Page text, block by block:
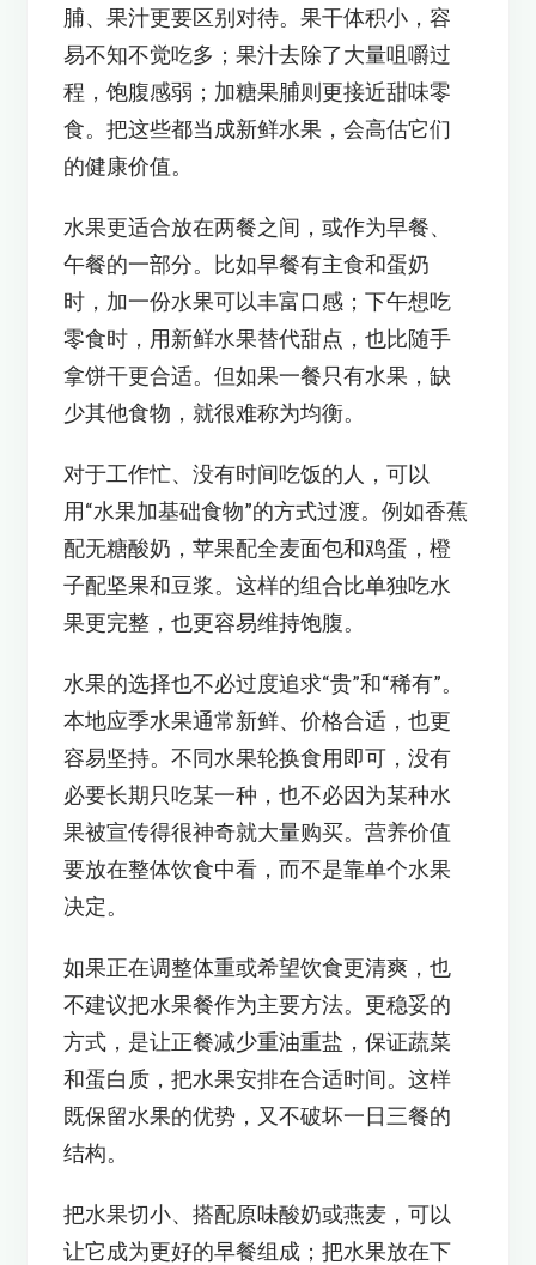
脯、果汁更要区别对待。果干体积小，容
易不知不觉吃多；果汁去除了大量咀嚼过
程，饱腹感弱；加糖果脯则更接近甜味零
食。把这些都当成新鲜水果，会高估它们
的健康价值。
水果更适合放在两餐之间，或作为早餐、
午餐的一部分。比如早餐有主食和蛋奶
时，加一份水果可以丰富口感；下午想吃
零食时，用新鲜水果替代甜点，也比随手
拿饼干更合适。但如果一餐只有水果，缺
少其他食物，就很难称为均衡。
对于工作忙、没有时间吃饭的人，可以
用“水果加基础食物”的方式过渡。例如香蕉
配无糖酸奶，苹果配全麦面包和鸡蛋，橙
子配坚果和豆浆。这样的组合比单独吃水
果更完整，也更容易维持饱腹。
水果的选择也不必过度追求“贵”和“稀有”。
本地应季水果通常新鲜、价格合适，也更
容易坚持。不同水果轮换食用即可，没有
必要长期只吃某一种，也不必因为某种水
果被宣传得很神奇就大量购买。营养价值
要放在整体饮食中看，而不是靠单个水果
决定。
如果正在调整体重或希望饮食更清爽，也
不建议把水果餐作为主要方法。更稳妥的
方式，是让正餐减少重油重盐，保证蔬菜
和蛋白质，把水果安排在合适时间。这样
既保留水果的优势，又不破坏一日三餐的
结构。
把水果切小、搭配原味酸奶或燕麦，可以
让它成为更好的早餐组成；把水果放在下